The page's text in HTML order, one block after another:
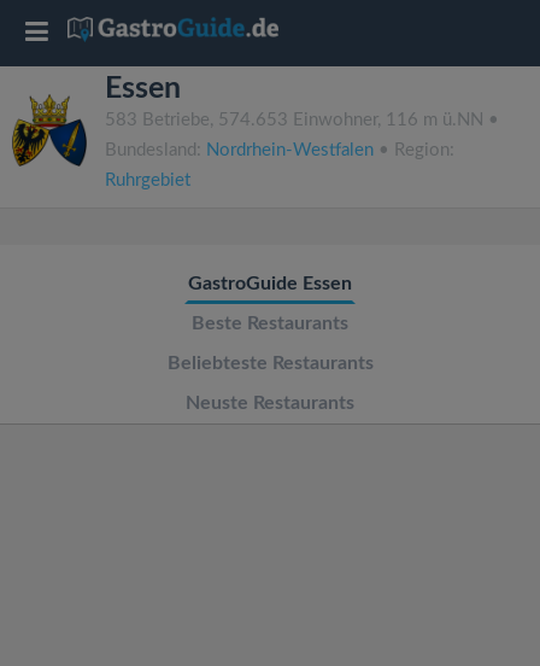
Essen
583 Betriebe, 574.653 Einwohner, 116 m ü.NN •
Bundesland: Nordrhein-Westfalen • Region:
Ruhrgebiet
GastroGuide Essen
Beste Restaurants
Beliebteste Restaurants
Neuste Restaurants
T
o